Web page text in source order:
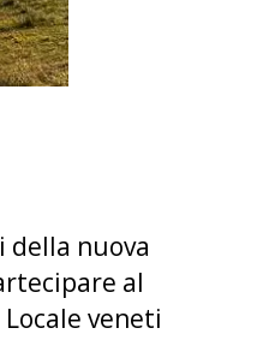
della nuova
al
veneti